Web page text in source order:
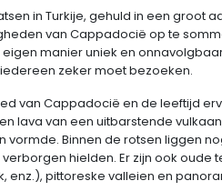
in Turkije, gehuld in een groot
van Cappadocië op te
manier uniek en
zeker moet bezoeken.
van Cappadocië en de leeftijd
lava van een uitbarstende
Binnen de rotsen liggen
hielden. Er zijn ook oude
enz.), pittoreske valleien en